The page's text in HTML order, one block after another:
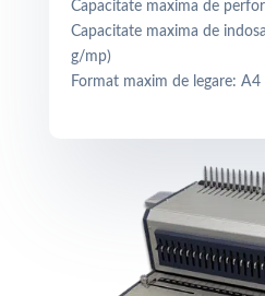
Capacitate maxima de
Capacitate maxima de
g/mp)
Format maxim de legare: